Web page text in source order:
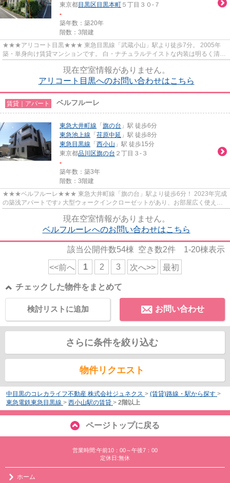
東京都目黒区 目黒本町 ５丁目３０-７
-
築年数：築20年
階数：3階建
★★★アリコート目黒★★★ 東急目黒線「武蔵小山」駅より徒歩7分。 2005年
築・単身向け賃貸マンションです。 白・ナチュラルテイストな内装は明るく清潔
現在空室情報がありません。
アリコート目黒へのお問い合わせはこちら
賃貸｜アパート ベルフルーレ
東急大井町線 「 旗の台 」駅 徒歩6分
東急池上線 「 荏原中延 」駅 徒歩8分
東急目黒線 「 西小山 」駅 徒歩15分
東京都品川区旗の台 ２丁目３-３
-
築年数：築3年
階数：3階建
★★★ベルフルーレ★★★ 東急大井町線「旗の台」駅より徒歩6分！ 2023年完成
の築浅アパートです♪ 大型ウォークインクローゼットがあり、お部屋広く使えま
現在空室情報がありません。
ベルフルーレへのお問い合わせはこちら
該当公開件数54棟 空き数2件 1-20棟表示
<<前へ 1 2 3 次へ>> 最初
チェックした物件をまとめて
お問い合わせ
検討リストに追加
さらに条件を絞り込む
物件リクエスト
中目黒のコレカライフ不動産 株式会社ジュネクス > (賃貸)路線・駅から探す >
東急電鉄東急目黒線 > 西小山駅の賃貸 > 2階以上
ページトップに戻る
営業時間:午前10：00～午後7：00
定休日:無休
ホーム